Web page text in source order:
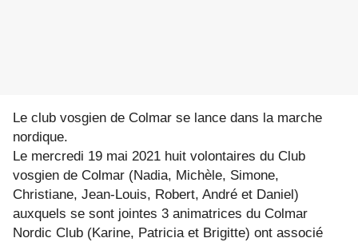
Le club vosgien de Colmar se lance dans la marche
nordique.
Le mercredi 19 mai 2021 huit volontaires du Club
vosgien de Colmar (Nadia, Michèle, Simone,
Christiane, Jean-Louis, Robert, André et Daniel)
auxquels se sont jointes 3 animatrices du Colmar
Nordic Club (Karine, Patricia et Brigitte) ont associé